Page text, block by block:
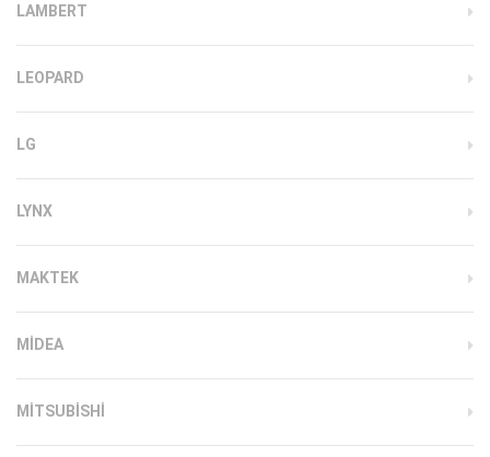
LAMBERT
LEOPARD
LG
LYNX
MAKTEK
MIDEA
MITSUBISHI